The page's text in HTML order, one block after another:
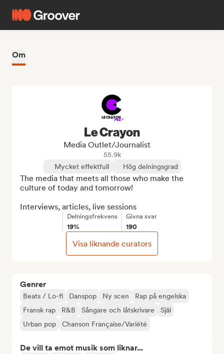
Om
Genrer
Beats / Lo-fi Danspop Ny scen
Rap på engelska
Fransk rap
R&B Sångare och låtskrivare
Själ
Urban pop
Chanson Française/Variété
De vill ta emot musik som liknar...
Le Crayon
Media Outlet/Journalist
55.9k
Mycket effektfull
Hög delningsgrad
The media that meets all those who make the
culture of today and tomorrow!
Interviews, articles, live sessions
Delningsfrekvens
19%
Givna svar
190
Visa liknande curators